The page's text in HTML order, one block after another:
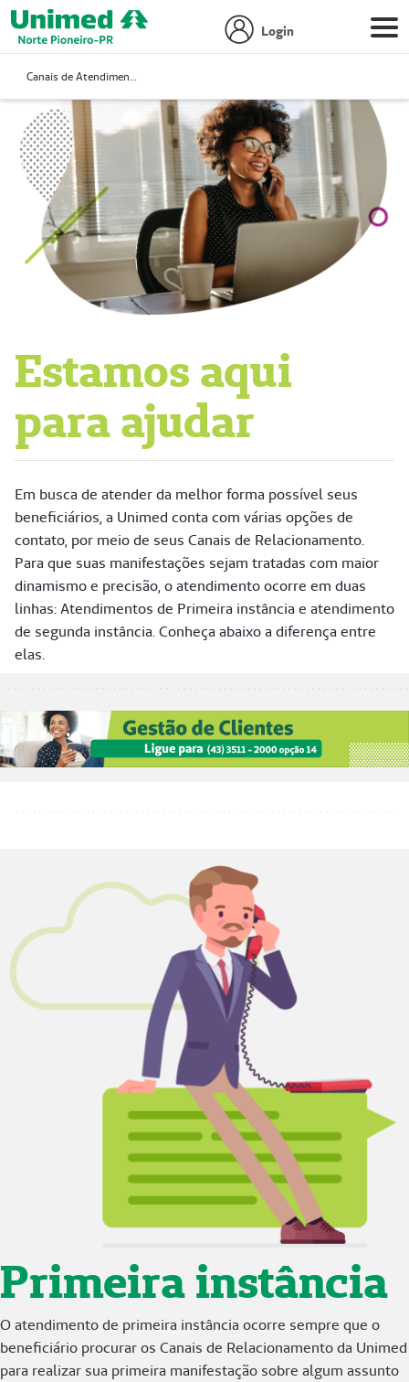
Login
Canais de Atendimento
Estamos aqui
para ajudar
Em busca de atender da melhor forma possível seus
beneficiários, a Unimed conta com várias opções de
contato, por meio de seus Canais de Relacionamento.
Para que suas manifestações sejam tratadas com maior
dinamismo e precisão, o atendimento ocorre em duas
linhas: Atendimentos de Primeira instância e atendimento
de segunda instância. Conheça abaixo a diferença entre
elas.
Primeira instância
O atendimento de primeira instância ocorre sempre que o
beneficiário procurar os Canais de Relacionamento da Unimed
para realizar sua primeira manifestação sobre algum assunto